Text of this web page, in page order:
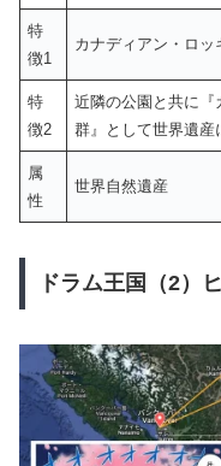
特
徴1
カナディアン・ロ
特
徴2
近隣の公園と共に『
群』として世界遺産
属
性
世界自然遺産
ドラム王国（2）